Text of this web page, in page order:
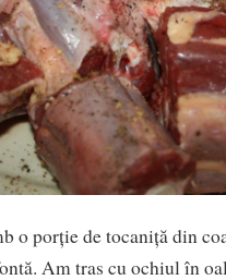
o porție de tocaniță din
Am tras cu ochiul în